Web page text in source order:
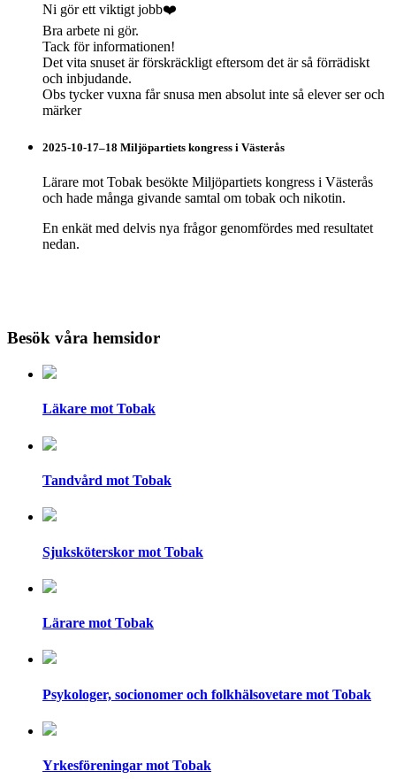
Ni gör ett viktigt jobb❤️
Bra arbete ni gör.
Tack för informationen!
Det vita snuset är förskräckligt eftersom det är så förrädiskt
och inbjudande.
Obs tycker vuxna får snusa men absolut inte så elever ser och
märker
2025-10-17–18 Miljöpartiets kongress i Västerås
Lärare mot Tobak besökte Miljöpartiets kongress i Västerås
och hade många givande samtal om tobak och nikotin.
En enkät med delvis nya frågor genomfördes med resultatet
nedan.
Besök våra hemsidor
Läkare mot Tobak
Tandvård mot Tobak
Sjuksköterskor mot Tobak
Lärare mot Tobak
Psykologer, socionomer och folkhälsovetare mot Tobak
Yrkesföreningar mot Tobak